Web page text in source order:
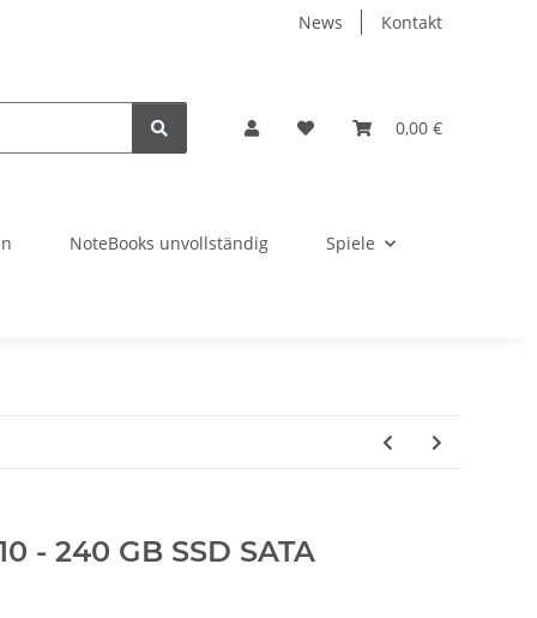
News Kontakt
0,00 €
NoteBooks unvollständig Spiele
- 240 GB SSD SATA